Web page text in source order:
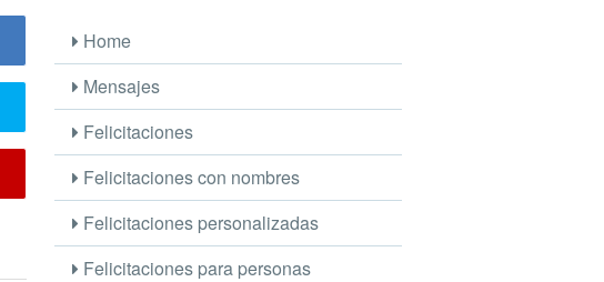
Home
Mensajes
Felicitaciones
Felicitaciones con nombres
Felicitaciones personalizadas
Felicitaciones para personas